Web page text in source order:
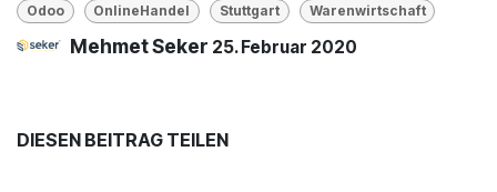
Odoo
OnlineHandel Stuttgart Warenwirtschaft
Mehmet Seker 25. Februar 2020
DIESEN BEITRAG TEILEN